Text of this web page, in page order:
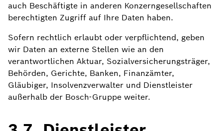
auch Beschäftigte in anderen Konzerngesellschaften
berechtigten Zugriff auf Ihre Daten haben.
Sofern rechtlich erlaubt oder verpflichtend, geben
wir Daten an externe Stellen wie an den
verantwortlichen Aktuar, Sozialversicherungsträger,
Behörden, Gerichte, Banken, Finanzämter,
Gläubiger, Insolvenzverwalter und Dienstleister
außerhalb der Bosch-Gruppe weiter.